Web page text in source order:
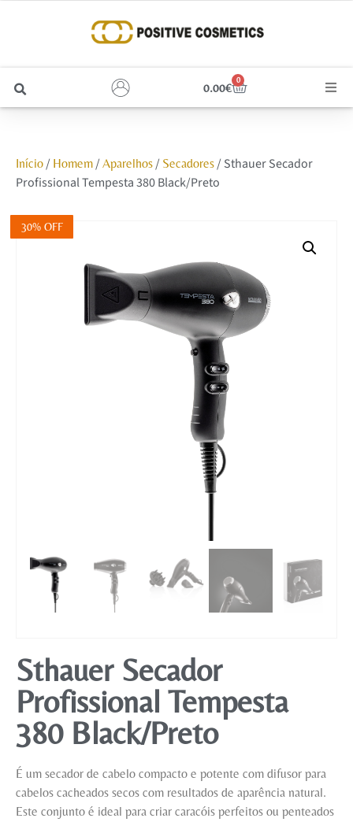
0.00€
0
Unhas
Corpo e Estética
Início/ Homem/ Aparelhos/ Secadores/ Sthauer Secador
Profissional Tempesta 380 Black/Preto
30% OFF
Sthauer Secador
Profissional Tempesta
380 Black/Preto
É um secador de cabelo compacto e potente com difusor para
cabelos cacheados secos com resultados de aparência natural.
Este conjunto é ideal para criar caracóis perfeitos ou penteados